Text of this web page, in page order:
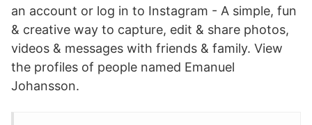
an account or log in to Instagram - A simple, fun
& creative way to capture, edit & share photos,
videos & messages with friends & family. View
the profiles of people named Emanuel
Johansson.